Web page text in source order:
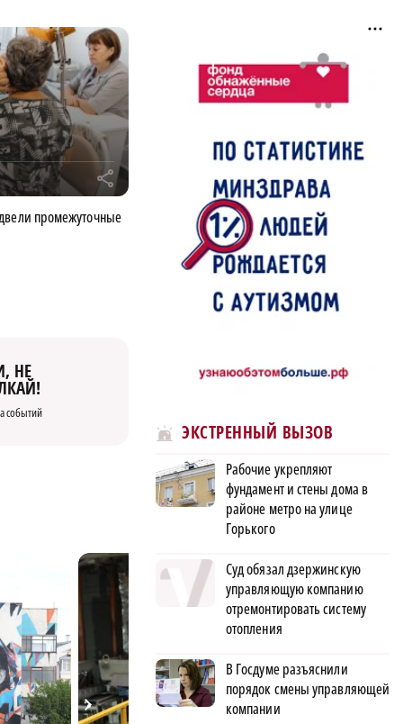
r
промежуточные
НЕ
событий
ЭКСТРЕННЫЙ ВЫЗОВ
Рабочие укрепляют
фундамент и стены дома в
районе метро на улице
Горького
Суд обязал дзержинскую
управляющую компанию
отремонтировать систему
отопления
В Госдуме разъяснили
порядок смены управляющей
компании